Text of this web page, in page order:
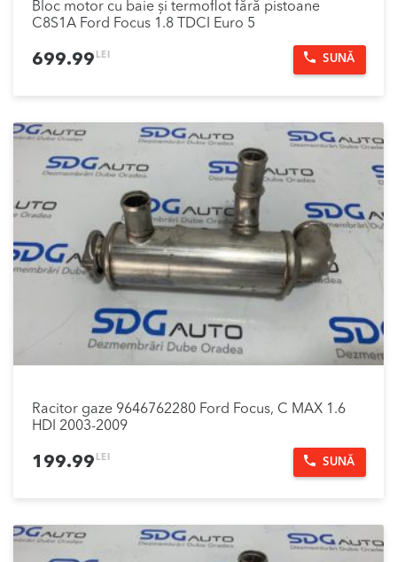
Bloc motor cu baie și termoflot fără pistoane
C8S1A Ford Focus 1.8 TDCI Euro 5
699.99 LEI SUNĂ
Racitor gaze 9646762280 Ford Focus, C MAX 1.6
HDI 2003-2009
199.99 LEI SUNĂ